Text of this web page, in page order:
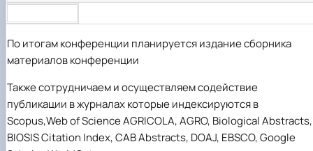
По итогам конференции планируется издание сборника
материалов конференции
Также сотрудничаем и осуществляем содействие
публикации в журналах которые индексируются в
Scopus,Web of Science AGRICOLA, AGRO, Biological Abstracts,
BIOSIS Citation Index, CAB Abstracts, DOAJ, EBSCO, Google